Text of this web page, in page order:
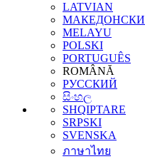
LATVIAN
МАКЕДОНСКИ
MELAYU
POLSKI
PORTUGUÊS
ROMÂNĂ
РУССКИЙ
සිංහල
SHQIPTARE
SRPSKI
SVENSKA
ภาษาไทย